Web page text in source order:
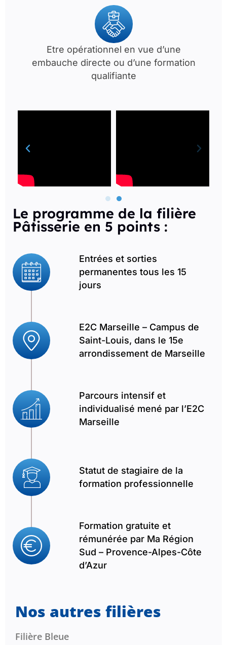
Etre opérationnel en vue d’une
embauche directe ou d’une formation
qualifiante
Le programme de la filière
Pâtisserie en 5 points :
Entrées et sorties
permanentes tous les 15
jours
E2C Marseille – Campus de
Saint-Louis, dans le 15e
arrondissement de Marseille
Parcours intensif et
individualisé mené par l’E2C
Marseille
Statut de stagiaire de la
formation professionnelle
Formation gratuite et
rémunérée par Ma Région
Sud – Provence-Alpes-Côte
d’Azur
Nos autres filières
Filière Bleue